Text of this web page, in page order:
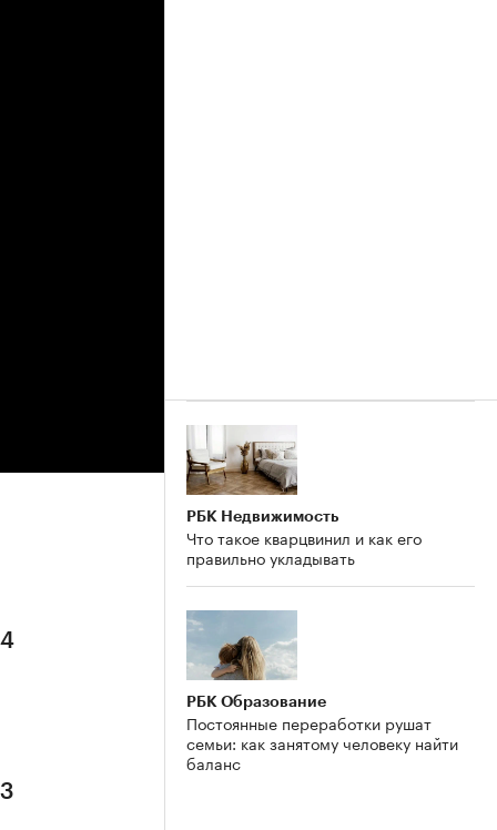
РБК Недвижимость
Что такое кварцвинил и как его
правильно укладывать
РБК Образование
Постоянные переработки рушат
семьи: как занятому человеку найти
баланс